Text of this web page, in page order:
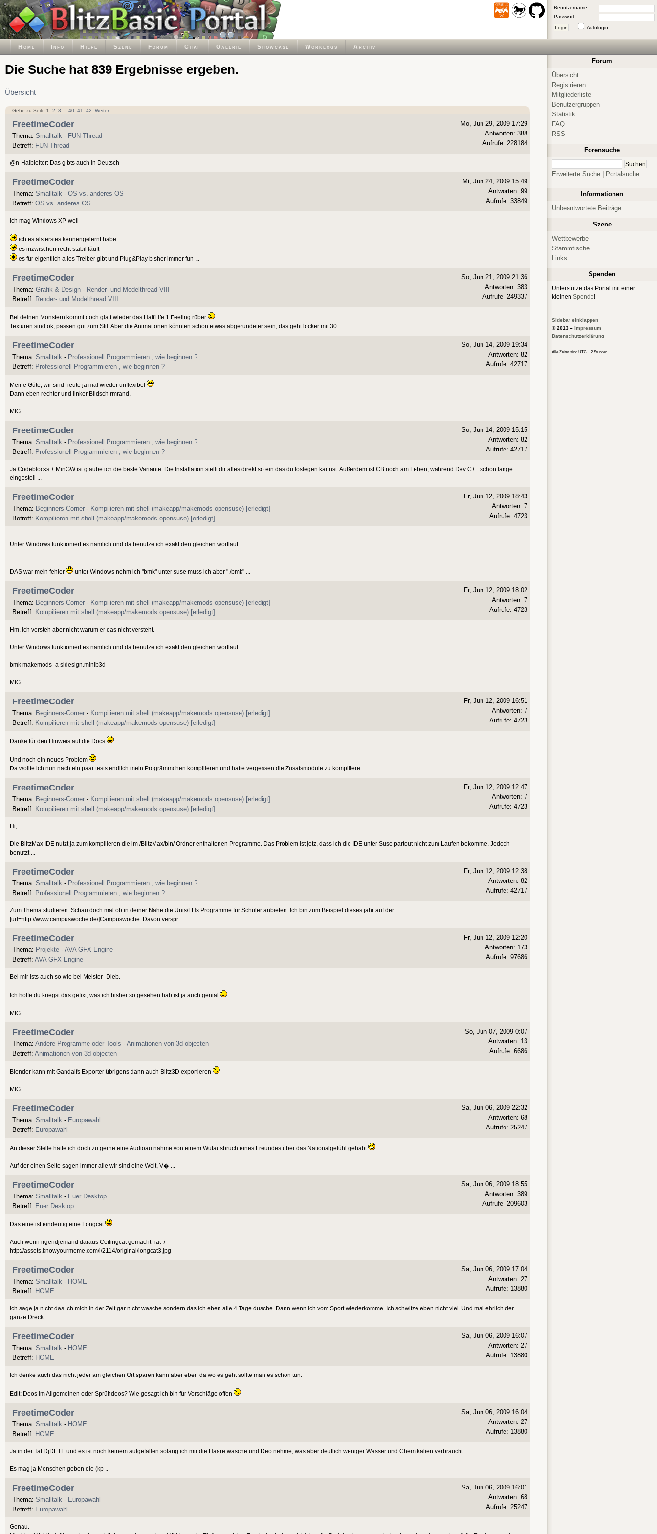
Benutzername
Passwort
Login Autologin
Home Info Hilfe Szene Forum Chat Galerie Showcase Worklogs Archiv
Die Suche hat 839 Ergebnisse ergeben.
Übersicht
Gehe zu Seite 1 2 3 40 41 42 Weiter
FreetimeCoder
Thema: Smalltalk - FUN-Thread
Betreff: FUN-Thread
Mo, Jun 29, 2009 17:29
Antworten: 388
Aufrufe: 228184
@n-Halbleiter: Das gibts auch in Deutsch
FreetimeCoder
Thema: Smalltalk - OS vs. anderes OS
Betreff: OS vs. anderes OS
Mi, Jun 24, 2009 15:49
Antworten: 99
Aufrufe: 33849
Ich mag Windows XP, weil
ich es als erstes kennengelernt habe
es inzwischen recht stabil läuft
es für eigentlich alles Treiber gibt und Plug&Play bisher immer fun ...
FreetimeCoder
Thema: Grafik & Design - Render- und Modelthread VIII
Betreff: Render- und Modelthread VIII
So, Jun 21, 2009 21:36
Antworten: 383
Aufrufe: 249337
Bei deinen Monstern kommt doch glatt wieder das HalfLife 1 Feeling rüber
Texturen sind ok, passen gut zum Stil. Aber die Animationen könnten schon etwas abgerundeter sein, das geht locker mit 30 ...
FreetimeCoder
Thema: Smalltalk - Professionell Programmieren , wie beginnen ?
Betreff: Professionell Programmieren , wie beginnen ?
So, Jun 14, 2009 19:34
Antworten: 82
Aufrufe: 42717
Meine Güte, wir sind heute ja mal wieder unflexibel
Dann eben rechter und linker Bildschirmrand.
MfG
FreetimeCoder
Thema: Smalltalk - Professionell Programmieren , wie beginnen ?
Betreff: Professionell Programmieren , wie beginnen ?
So, Jun 14, 2009 15:15
Antworten: 82
Aufrufe: 42717
Ja Codeblocks + MinGW ist glaube ich die beste Variante. Die Installation stellt dir alles direkt so ein das du loslegen kannst. Außerdem ist CB noch am Leben, während Dev C++ schon lange
eingestell ...
FreetimeCoder
Thema: Beginners-Corner - Kompilieren mit shell (makeapp/makemods opensuse) [erledigt]
Betreff: Kompilieren mit shell (makeapp/makemods opensuse) [erledigt]
Fr, Jun 12, 2009 18:43
Antworten: 7
Aufrufe: 4723
Unter Windows funktioniert es nämlich und da benutze ich exakt den gleichen wortlaut.
DAS war mein fehler unter Windows nehm ich "bmk" unter suse muss ich aber "./bmk" ...
FreetimeCoder
Thema: Beginners-Corner - Kompilieren mit shell (makeapp/makemods opensuse) [erledigt]
Betreff: Kompilieren mit shell (makeapp/makemods opensuse) [erledigt]
Fr, Jun 12, 2009 18:02
Antworten: 7
Aufrufe: 4723
Hm. Ich versteh aber nicht warum er das nicht versteht.
Unter Windows funktioniert es nämlich und da benutze ich exakt den gleichen wortlaut.
bmk makemods -a sidesign.minib3d
MfG
FreetimeCoder
Thema: Beginners-Corner - Kompilieren mit shell (makeapp/makemods opensuse) [erledigt]
Betreff: Kompilieren mit shell (makeapp/makemods opensuse) [erledigt]
Fr, Jun 12, 2009 16:51
Antworten: 7
Aufrufe: 4723
Danke für den Hinweis auf die Docs
Und noch ein neues Problem
Da wollte ich nun nach ein paar tests endlich mein Progrämmchen kompilieren und hatte vergessen die Zusatsmodule zu kompiliere ...
FreetimeCoder
Thema: Beginners-Corner - Kompilieren mit shell (makeapp/makemods opensuse) [erledigt]
Betreff: Kompilieren mit shell (makeapp/makemods opensuse) [erledigt]
Fr, Jun 12, 2009 12:47
Antworten: 7
Aufrufe: 4723
Hi,
Die BlitzMax IDE nutzt ja zum kompilieren die im /BlitzMax/bin/ Ordner enthaltenen Programme. Das Problem ist jetz, dass ich die IDE unter Suse partout nicht zum Laufen bekomme. Jedoch
benutzt ...
FreetimeCoder
Thema: Smalltalk - Professionell Programmieren , wie beginnen ?
Betreff: Professionell Programmieren , wie beginnen ?
Fr, Jun 12, 2009 12:38
Antworten: 82
Aufrufe: 42717
Zum Thema studieren: Schau doch mal ob in deiner Nähe die Unis/FHs Programme für Schüler anbieten. Ich bin zum Beispiel dieses jahr auf der
[url=http://www.campuswoche.de/]Campuswoche. Davon verspr ...
FreetimeCoder
Thema: Projekte - AVA GFX Engine
Betreff: AVA GFX Engine
Fr, Jun 12, 2009 12:20
Antworten: 173
Aufrufe: 97686
Bei mir ists auch so wie bei Meister_Dieb.
Ich hoffe du kriegst das gefixt, was ich bisher so gesehen hab ist ja auch genial
MfG
FreetimeCoder
Thema: Andere Programme oder Tools - Animationen von 3d objecten
Betreff: Animationen von 3d objecten
So, Jun 07, 2009 0:07
Antworten: 13
Aufrufe: 6686
Blender kann mit Gandalfs Exporter übrigens dann auch Blitz3D exportieren
MfG
FreetimeCoder
Thema: Smalltalk - Europawahl
Betreff: Europawahl
Sa, Jun 06, 2009 22:32
Antworten: 68
Aufrufe: 25247
An dieser Stelle hätte ich doch zu gerne eine Audioaufnahme von einem Wutausbruch eines Freundes über das Nationalgefühl gehabt
Auf der einen Seite sagen immer alle wir sind eine Welt, V� ...
FreetimeCoder
Thema: Smalltalk - Euer Desktop
Betreff: Euer Desktop
Sa, Jun 06, 2009 18:55
Antworten: 389
Aufrufe: 209603
Das eine ist eindeutig eine Longcat
Auch wenn irgendjemand daraus Ceilingcat gemacht hat :/
http://assets.knowyourmeme.com/i/2114/original/longcat3.jpg
FreetimeCoder
Thema: Smalltalk - HOME
Betreff: HOME
Sa, Jun 06, 2009 17:04
Antworten: 27
Aufrufe: 13880
Ich sage ja nicht das ich mich in der Zeit gar nicht wasche sondern das ich eben alle 4 Tage dusche. Dann wenn ich vom Sport wiederkomme. Ich schwitze eben nicht viel. Und mal ehrlich der
ganze Dreck ...
FreetimeCoder
Thema: Smalltalk - HOME
Betreff: HOME
Sa, Jun 06, 2009 16:07
Antworten: 27
Aufrufe: 13880
Ich denke auch das nicht jeder am gleichen Ort sparen kann aber eben da wo es geht sollte man es schon tun.
Edit: Deos im Allgemeinen oder Sprühdeos? Wie gesagt ich bin für Vorschläge offen
FreetimeCoder
Thema: Smalltalk - HOME
Betreff: HOME
Sa, Jun 06, 2009 16:04
Antworten: 27
Aufrufe: 13880
Ja in der Tat DjDETE und es ist noch keinem aufgefallen solang ich mir die Haare wasche und Deo nehme, was aber deutlich weniger Wasser und Chemikalien verbraucht.
Es mag ja Menschen geben die (kp ...
FreetimeCoder
Thema: Smalltalk - Europawahl
Betreff: Europawahl
Sa, Jun 06, 2009 16:01
Antworten: 68
Aufrufe: 25247
Genau.
Forum
Übersicht
Registrieren
Mitgliederliste
Benutzergruppen
Statistik
FAQ
RSS
Forensuche
Erweiterte Suche Portalsuche
Informationen
Unbeantwortete Beiträge
Szene
Wettbewerbe
Stammtische
Links
Spenden
Unterstütze das Portal mit einer
kleinen Spende!
Sidebar einklappen
© 2013 – Impressum
Datenschutzerklärung
Alle Zeiten sind UTC + 2 Stunden